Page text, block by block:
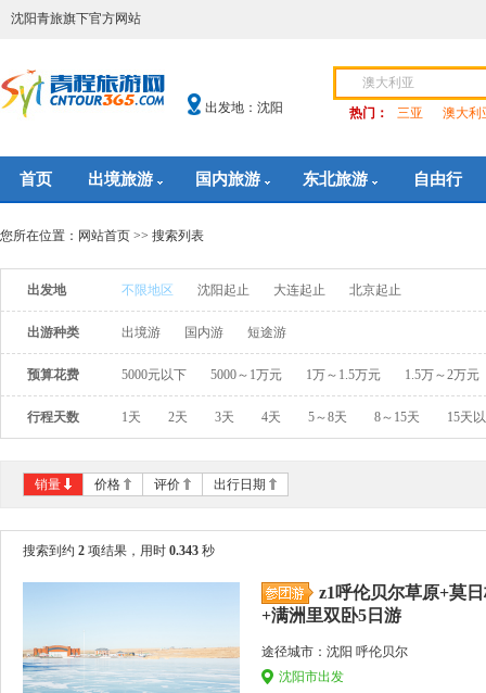
沈阳青旅旗下官方网站
出发地：沈阳 热门： 三亚 澳大利
首页 出境旅游 国内旅游 东北旅游 自由行
您所在位置： 网站首页 >> 搜索列表
出发地 不限地区 沈阳起止 大连起止 北京起止
出游种类 出境游 国内游 短途游
预算花费 5000元以下 5000～1万元 1万～1.5万元 1.5万～2万元
行程天数 1天 2天 3天 4天 5～8天 8～15天 15天
销量 价格 评价 出行日期
搜索到约 2 项结果，用时 0.343 秒
z1呼伦贝尔草原+莫
+满洲里双卧5日游
途径城市：沈阳 呼伦贝尔
沈阳市出发